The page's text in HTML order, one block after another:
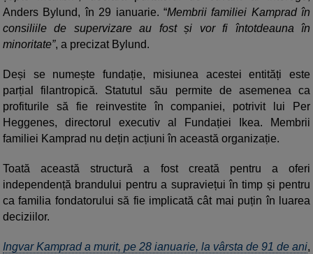
Anders Bylund, în 29 ianuarie. “Membrii familiei Kamprad în
consiliile de supervizare au fost și vor fi întotdeauna în
minoritate”, a precizat Bylund.
Deși se numește fundație, misiunea acestei entități este
parțial filantropică. Statutul său permite de asemenea ca
profiturile să fie reinvestite în companiei, potrivit lui Per
Heggenes, directorul executiv al Fundației Ikea. Membrii
familiei Kamprad nu dețin acțiuni în această organizație.
Toată această structură a fost creată pentru a oferi
independență brandului pentru a supraviețui în timp și pentru
ca familia fondatorului să fie implicată cât mai puțin în luarea
deciziilor.
Ingvar Kamprad a murit, pe 28 ianuarie, la vârsta de 91 de ani,